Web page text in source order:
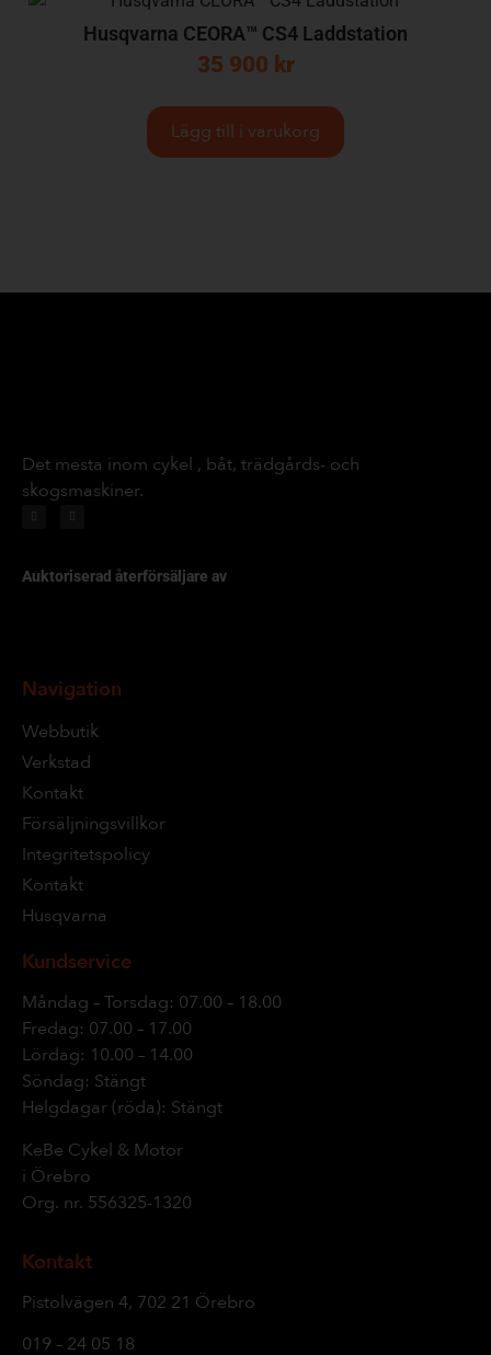
Husqvarna CEORA™ CS4 Laddstation
35 900 kr
Lägg till i varukorg
Det mesta inom cykel , båt, trädgårds- och
skogsmaskiner.
Auktoriserad återförsäljare av
Navigation
Webbutik
Verkstad
Kontakt
Försäljningsvillkor
Integritetspolicy
Kontakt
Husqvarna
Kundservice
Måndag – Torsdag: 07.00 – 18.00
Fredag: 07.00 – 17.00
Lördag: 10.00 – 14.00
Söndag: Stängt
Helgdagar (röda): Stängt
KeBe Cykel & Motor
i Örebro
Org. nr. 556325-1320
Kontakt
Pistolvägen 4, 702 21 Örebro
019 – 24 05 18